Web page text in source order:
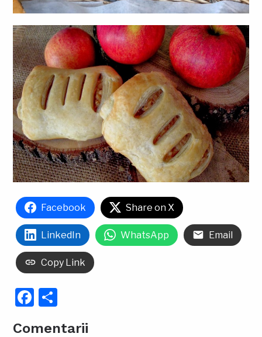
Facebook Share on X
LinkedIn WhatsApp Email
Copy Link
Facebook
Comentarii